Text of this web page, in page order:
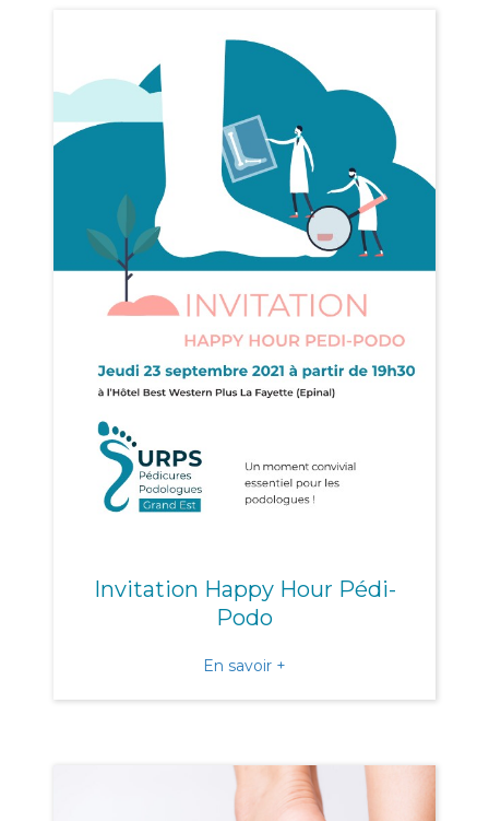
Invitation Happy Hour Pédi-
Podo
En savoir +